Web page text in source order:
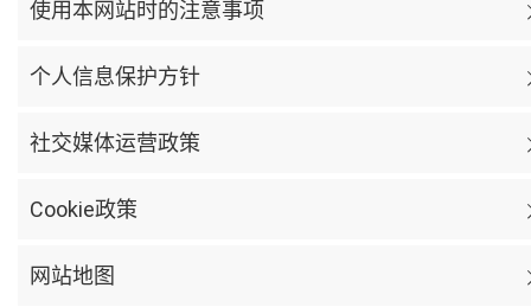
使用本网站时的注意事项
个人信息保护方针
社交媒体运营政策
Cookie政策
网站地图